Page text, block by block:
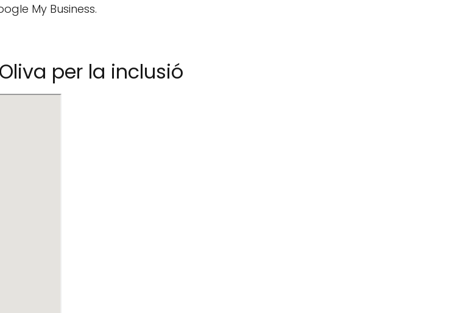
My Business.
per la inclusió